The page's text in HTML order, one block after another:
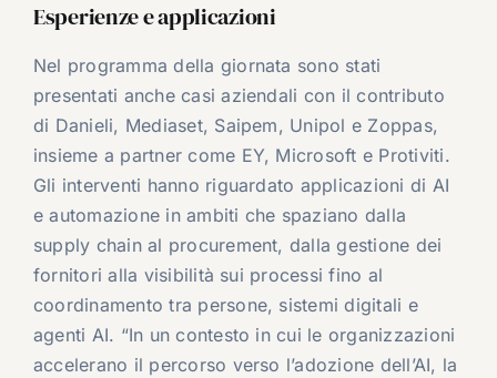
Esperienze e applicazioni
Nel programma della giornata sono stati
presentati anche casi aziendali con il contributo
di Danieli, Mediaset, Saipem, Unipol e Zoppas,
insieme a partner come EY, Microsoft e Protiviti.
Gli interventi hanno riguardato applicazioni di AI
e automazione in ambiti che spaziano dalla
supply chain al procurement, dalla gestione dei
fornitori alla visibilità sui processi fino al
coordinamento tra persone, sistemi digitali e
agenti AI. “In un contesto in cui le organizzazioni
accelerano il percorso verso l’adozione dell’AI, la